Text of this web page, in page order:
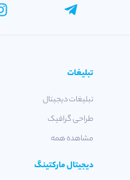
تبلیغات
تبلیغات دیجیتال
طراحی گرافیک
مشاهده همه
دیجیتال مارکتینگ